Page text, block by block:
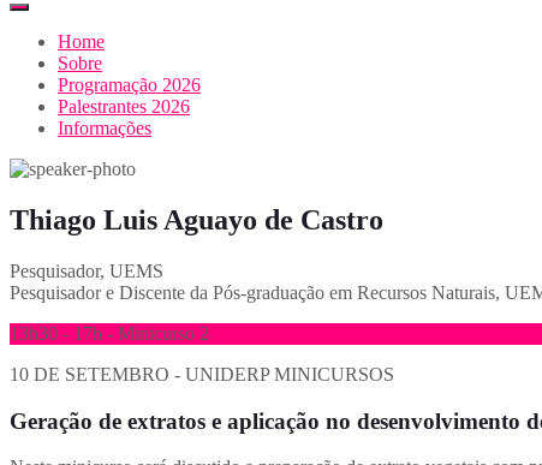
Home
Sobre
Programação 2026
Palestrantes 2026
Informações
Thiago Luis Aguayo de Castro
Pesquisador, UEMS
Pesquisador e Discente da Pós-graduação em Recursos Naturais,
13h30 - 17h - Minicurso 2
10 DE SETEMBRO - UNIDERPMINICURSOS
Geração de extratos e aplicação no desenvolvimento